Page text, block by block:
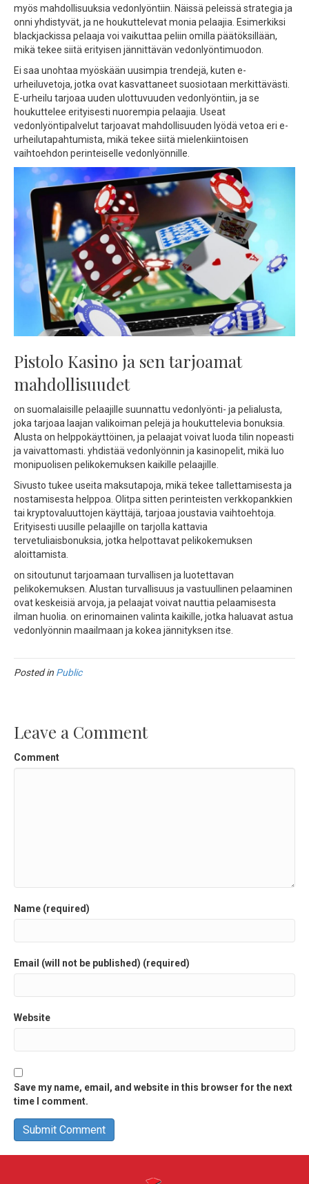
myös mahdollisuuksia vedonlyöntiin. Näissä peleissä strategia ja
onni yhdistyvät, ja ne houkuttelevat monia pelaajia. Esimerkiksi
blackjackissa pelaaja voi vaikuttaa peliin omilla päätöksillään,
mikä tekee siitä erityisen jännittävän vedonlyöntimuodon.
Ei saa unohtaa myöskään uusimpia trendejä, kuten e-
urheiluvetoja, jotka ovat kasvattaneet suosiotaan merkittävästi.
E-urheilu tarjoaa uuden ulottuvuuden vedonlyöntiin, ja se
houkuttelee erityisesti nuorempia pelaajia. Useat
vedonlyöntipalvelut tarjoavat mahdollisuuden lyödä vetoa eri e-
urheilutapahtumista, mikä tekee siitä mielenkiintoisen
vaihtoehdon perinteiselle vedonlyönnille.
Pistolo Kasino ja sen tarjoamat
mahdollisuudet
on suomalaisille pelaajille suunnattu vedonlyönti- ja pelialusta,
joka tarjoaa laajan valikoiman pelejä ja houkuttelevia bonuksia.
Alusta on helppokäyttöinen, ja pelaajat voivat luoda tilin nopeasti
ja vaivattomasti. yhdistää vedonlyönnin ja kasinopelit, mikä luo
monipuolisen pelikokemuksen kaikille pelaajille.
Sivusto tukee useita maksutapoja, mikä tekee tallettamisesta ja
nostamisesta helppoa. Olitpa sitten perinteisten verkkopankkien
tai kryptovaluuttojen käyttäjä, tarjoaa joustavia vaihtoehtoja.
Erityisesti uusille pelaajille on tarjolla kattavia
tervetuliaisbonuksia, jotka helpottavat pelikokemuksen
aloittamista.
on sitoutunut tarjoamaan turvallisen ja luotettavan
pelikokemuksen. Alustan turvallisuus ja vastuullinen pelaaminen
ovat keskeisiä arvoja, ja pelaajat voivat nauttia pelaamisesta
ilman huolia. on erinomainen valinta kaikille, jotka haluavat astua
vedonlyönnin maailmaan ja kokea jännityksen itse.
Posted in Public
Leave a Comment
Comment
Name (required)
Email (will not be published) (required)
Website
Save my name, email, and website in this browser for the next
time I comment.